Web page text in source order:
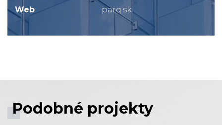
Web parq.sk
Podobné projekty